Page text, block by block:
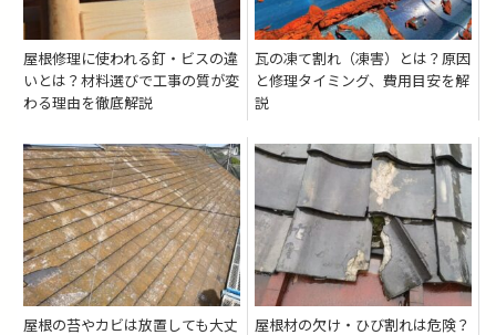
屋根修理に使われる釘・ビスの違
いとは？材料選びで工事の質が変
わる理由を徹底解説
瓦の凍て割れ（凍害）とは？原因
と修理タイミング、費用目安を解
説
屋根の苔やカビは放置しても大丈
屋根材の欠け・ひび割れは危険？